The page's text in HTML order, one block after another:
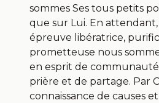
sommes Ses tous petits
que sur Lui. En
épreuve libératrice,
prometteuse nous
en esprit de communauté
prière et de partage. Par
connaissance de causes